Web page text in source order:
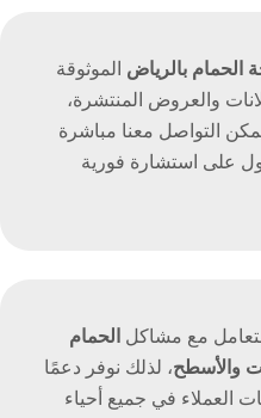
بالرياض الموثوقة
والعروض المنتشرة،
التواصل معنا مباشرة
على استشارة فورية
مع مشاكل الحمام
والأسطح، لذلك نوفر دعمًا
العملاء في جميع أحياء